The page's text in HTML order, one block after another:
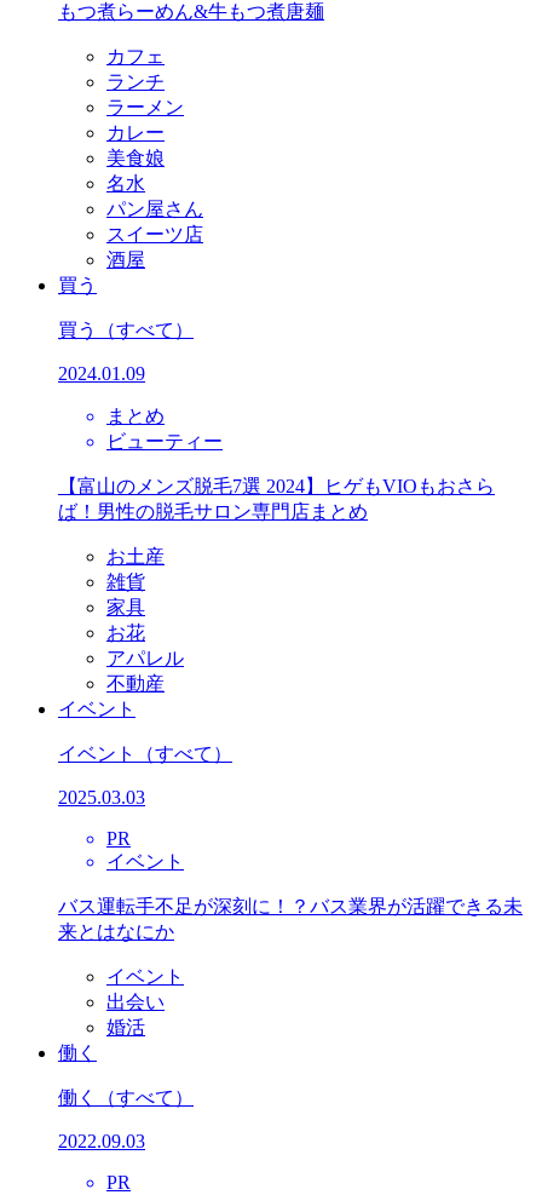
もつ煮らーめん&牛もつ煮唐麺
カフェ
ランチ
ラーメン
カレー
美食娘
名水
パン屋さん
スイーツ店
酒屋
買う
買う （すべて）
2024.01.09
まとめ
ビューティー
【富山のメンズ脱毛7選 2024】ヒゲもVIOもおさら
ば！男性の脱毛サロン専門店まとめ
お土産
雑貨
家具
お花
アパレル
不動産
イベント
イベント （すべて）
2025.03.03
PR
イベント
バス運転手不足が深刻に！？バス業界が活躍できる未
来とはなにか
イベント
出会い
婚活
働く
働く （すべて）
2022.09.03
PR